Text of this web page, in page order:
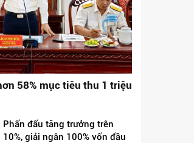
58% mục tiêu thu 1 triệu
Phấn đấu tăng trưởng trên
10%, giải ngân 100% vốn đầu